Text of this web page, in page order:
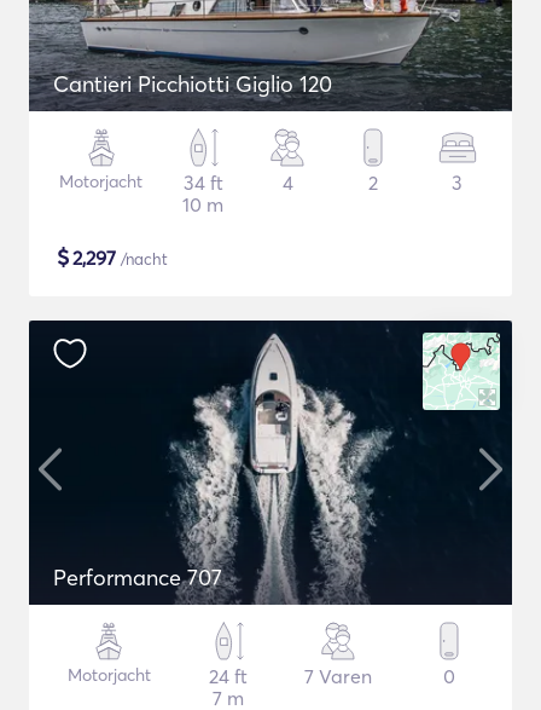
Cantieri Picchiotti Giglio 120
Motorjacht
34 ft
10 m
4 2 3
$2,297 /nacht
Performance 707
Motorjacht
24 ft
7 m
7 Varen 0